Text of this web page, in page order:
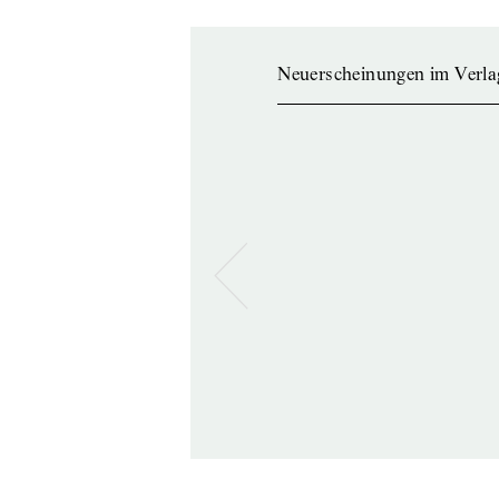
Neuerscheinungen im